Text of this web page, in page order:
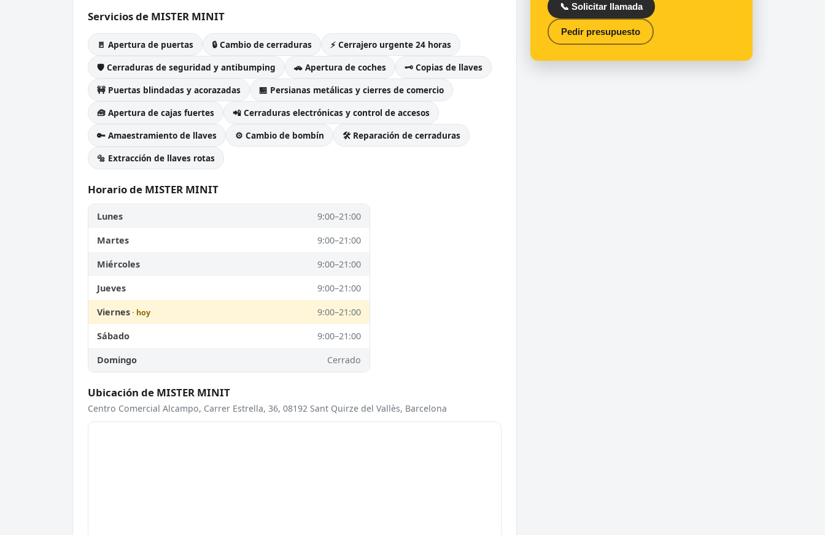
Servicios de MISTER MINIT
🚪 Apertura de puertas 🔒 Cambio de cerraduras
⚡ Cerrajero urgente 24 horas
🛡️ Cerraduras de seguridad y antibumping
🚗 Apertura de coches
🗝️ Copias de llaves
🚧 Puertas blindadas y acorazadas
🏪 Persianas metálicas y cierres de comercio
🧰 Apertura de cajas fuertes
📲 Cerraduras electrónicas y control de accesos
🔑 Amaestramiento de llaves
⚙️ Cambio de bombín
🛠️ Reparación de cerraduras
🔩 Extracción de llaves rotas
Horario de MISTER MINIT
Lunes 9:00–21:00
Martes 9:00–21:00
Miércoles 9:00–21:00
Jueves 9:00–21:00
Viernes 9:00–21:00
Sábado 9:00–21:00
Domingo Cerrado
Ubicación de MISTER MINIT
Centro Comercial Alcampo, Carrer Estrella, 36, 08192 Sant Quirze del Vallès, Barcelona
📞 Solicitar llamada
Pedir presupuesto